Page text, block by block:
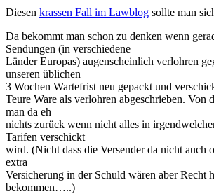
Diesen krassen Fall im Lawblog sollte man
Da bekommt man schon zu denken wenn
Sendungen (in verschiedene
Länder Europas) augenscheinlich verlohren
unseren üblichen
3 Wochen Wartefrist neu gepackt und
Teure Ware als verlohren abgeschrieben. Von
man da eh
nichts zurück wenn nicht alles in
Tarifen verschickt
wird. (Nicht dass die Versender da nicht auch
extra
Versicherung in der Schuld wären aber Recht
bekommen…..)